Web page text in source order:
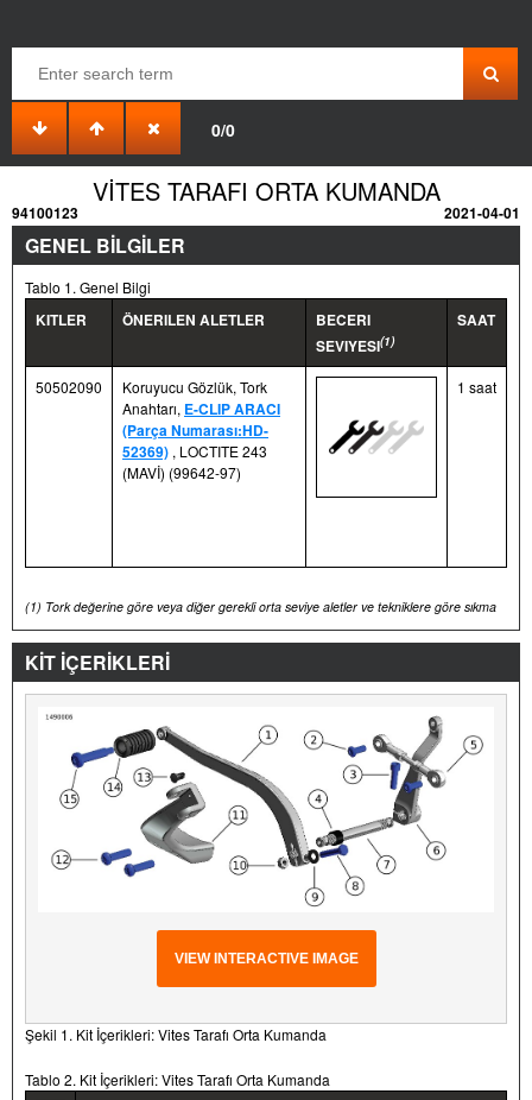
0/0
VİTES TARAFI ORTA KUMANDA
94100123 2021-04-01
GENEL BİLGİLER
Tablo 1. Genel Bilgi
KITLER ÖNERILEN ALETLER
BECERI
SEVIYESI(1)
SAAT
50502090
Koruyucu Gözlük, Tork
Anahtarı, E-CLIP ARACI
(Parça Numarası:HD-
52369) , LOCTITE 243
(MAVİ) (99642-97)
1 saat
(1) Tork değerine göre veya diğer gerekli orta seviye aletler ve tekniklere göre sıkma
KİT İÇERİKLERİ
VIEW INTERACTIVE IMAGE
Şekil 1. Kit İçerikleri: Vites Tarafı Orta Kumanda
Tablo 2. Kit İçerikleri: Vites Tarafı Orta Kumanda